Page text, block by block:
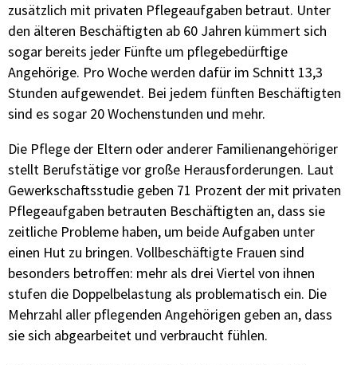
zusätzlich mit privaten Pflegeaufgaben betraut. Unter
den älteren Beschäftigten ab 60 Jahren kümmert sich
sogar bereits jeder Fünfte um pflegebedürftige
Angehörige. Pro Woche werden dafür im Schnitt 13,3
Stunden aufgewendet. Bei jedem fünften Beschäftigten
sind es sogar 20 Wochenstunden und mehr.
Die Pflege der Eltern oder anderer Familienangehöriger
stellt Berufstätige vor große Herausforderungen. Laut
Gewerkschaftsstudie geben 71 Prozent der mit privaten
Pflegeaufgaben betrauten Beschäftigten an, dass sie
zeitliche Probleme haben, um beide Aufgaben unter
einen Hut zu bringen. Vollbeschäftigte Frauen sind
besonders betroffen: mehr als drei Viertel von ihnen
stufen die Doppelbelastung als problematisch ein. Die
Mehrzahl aller pflegenden Angehörigen geben an, dass
sie sich abgearbeitet und verbraucht fühlen.